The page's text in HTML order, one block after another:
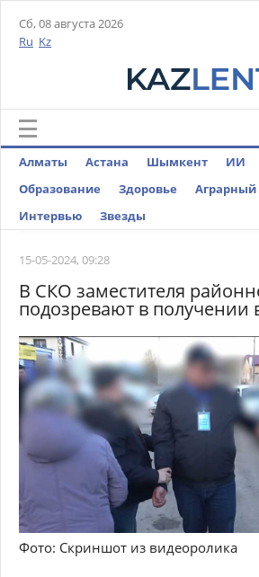
Сб, 08 августа 2026
Ru Kz
Алматы Астана Шымкент ИИ
Образование
Здоровье Аграрный
Интервью
Звезды
15-05-2024, 09:28
В СКО заместителя
подозревают в получении
Фото: Скриншот из видеоролика